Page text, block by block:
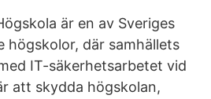
är en av Sveriges
högskolor, där samhällets
IT-säkerhetsarbetet vid
att skydda högskolan,